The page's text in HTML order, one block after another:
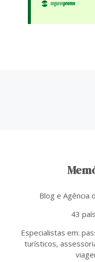
Blog e Agência
43
Especialistas em:
turísticos,